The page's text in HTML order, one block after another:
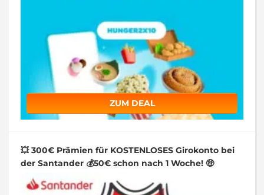
ZUM DEAL
💥 300€ Prämien für KOSTENLOSES Girokonto bei
der Santander 💰50€ schon nach 1 Woche! 🤑